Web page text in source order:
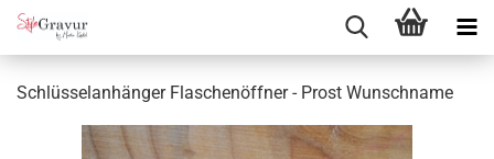
Schlüsselanhänger Flaschenöffner - Prost Wunschname